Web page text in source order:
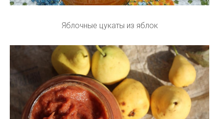
Яблочные цукаты из яблок